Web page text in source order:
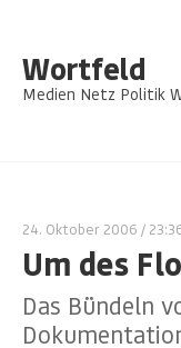
Wortfeld
Medien Netz Politik
24. Oktober 2006 /
Um des
Das Bündeln